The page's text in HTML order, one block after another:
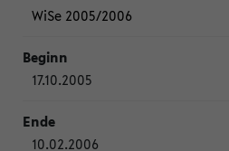
WiSe 2005/2006
17.10.2005
10.02.2006